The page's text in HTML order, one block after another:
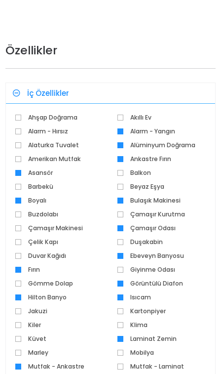
Özellikler
İç Özellikler
Ahşap Doğrama
Akıllı Ev
Alarm - Hırsız
Alarm - Yangın
Alaturka Tuvalet
Alüminyum Doğrama
Amerikan Mutfak
Ankastre Fırın
Asansör
Balkon
Barbekü
Beyaz Eşya
Boyalı
Bulaşık Makinesi
Buzdolabı
Çamaşır Kurutma
Makinesi
Çamaşır Makinesi
Çamaşır Odası
Çelik Kapı
Duşakabin
Duvar Kağıdı
Ebeveyn Banyosu
Fırın
Giyinme Odası
Gömme Dolap
Görüntülü Diafon
Hilton Banyo
Isıcam
Jakuzi
Kartonpiyer
Kiler
Klima
Küvet
Laminat Zemin
Marley
Mobilya
Mutfak - Ankastre
Mutfak - Laminat